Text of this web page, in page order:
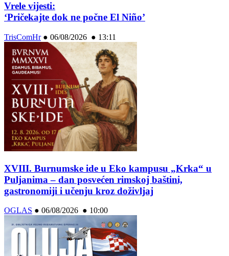
Vrele vijesti:
‘Pričekajte dok ne počne El Niño’
TrisComHr● 06/08/2026 ● 13:11
XVIII. Burnumske ide u Eko kampusu „Krka“ u
Puljanima – dan posvećen rimskoj baštini,
gastronomiji i učenju kroz doživljaj
OGLAS ● 06/08/2026 ● 10:00